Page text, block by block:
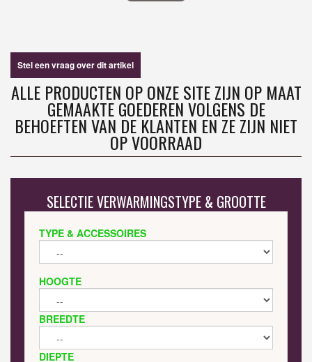
Stel een vraag over dit artikel
ALLE PRODUCTEN OP ONZE SITE ZIJN OP MAAT
GEMAAKTE GOEDEREN VOLGENS DE
BEHOEFTEN VAN DE KLANTEN EN ZE ZIJN NIET
OP VOORRAAD
SELECTIE VERWARMINGSTYPE & GROOTTE
TYPE & ACCESSOIRES
HOOGTE
BREEDTE
DIEPTE